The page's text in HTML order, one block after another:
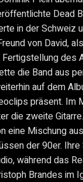
Dead
in der Schweiz
von David,
des
die Band aus
auf dem
präsent. Im
die zweite
eine Mischung
der 90er.
während das
Brandes im